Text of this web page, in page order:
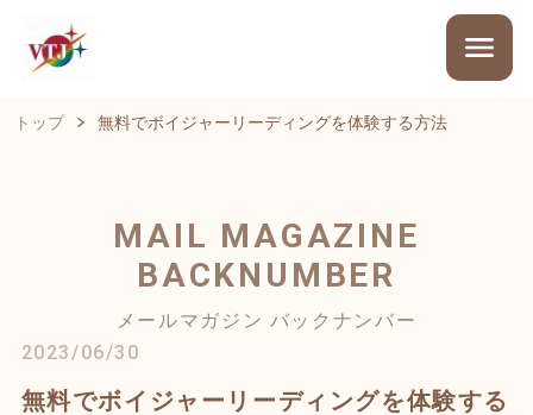
トップ 無料でボイジャーリーディングを体験する方法
MAIL MAGAZINE
BACKNUMBER
メールマガジン バックナンバー
2023/06/30
無料でボイジャーリーディングを体験する